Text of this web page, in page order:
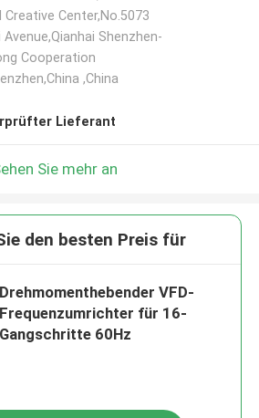
Creative Center,No.5073
Avenue,Qianhai Shenzhen-
Cooperation
,China
Lieferant
Sie mehr an
den besten Preis für
Drehmomenthebender VFD-
Frequenzumrichter für 16-
Gangschritte 60Hz